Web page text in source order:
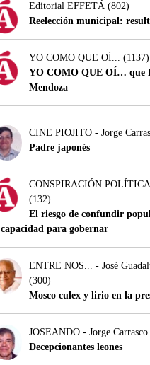
Editorial EFFETÁ (802)
Reelección municipal:
YO COMO QUE OÍ... (1137)
YO COMO QUE OÍ… que
Mendoza
CINE PIOJITO - Jorge
Padre japonés
CONSPIRACIÓN
(132)
El riesgo de confundir
capacidad para gobernar
ENTRE NOS... - José
(300)
Mosco culex y lirio en la
JOSEANDO - Jorge Carrasco
Decepcionantes leones